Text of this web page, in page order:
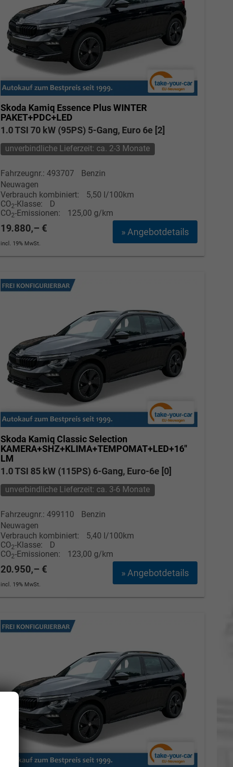
Skoda Kamiq Essence Plus WINTER
PAKET+PDC+LED
1.0 TSI 70 kW (95PS) 5-Gang, Euro 6e [2]
unverbindliche Lieferzeit: ca. 2-3 Monate
Fahrzeugnr.: 493707
Benzin
Neuwagen
Verbrauch kombiniert:
5,50 l/100km
CO2-Klasse:
D
CO2-Emissionen: 125,00 g/km
» Angebotdetails
19.880,– €
incl. 19% MwSt.
Skoda Kamiq Classic Selection
KAMERA+SHZ+KLIMA+TEMPOMAT+LED+16"
LM
1.0 TSI 85 kW (115PS) 6-Gang, Euro-6e [0]
unverbindliche Lieferzeit: ca. 3-6 Monate
Fahrzeugnr.: 499110
Benzin
Neuwagen
Verbrauch kombiniert:
5,40 l/100km
CO2-Klasse:
D
CO2-Emissionen: 123,00 g/km
» Angebotdetails
20.950,– €
incl. 19% MwSt.